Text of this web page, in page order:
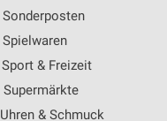
Sonderposten
Spielwaren
Sport & Freizeit
Supermärkte
Uhren & Schmuck